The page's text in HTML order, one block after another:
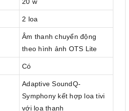
2 loa
Âm thanh chuyển động
theo hình ảnh OTS Lite
Có
Adaptive SoundQ-
Symphony kết hợp loa tivi
với loa thanh